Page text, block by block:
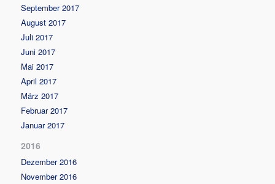
September 2017
August 2017
Juli 2017
Juni 2017
Mai 2017
April 2017
März 2017
Februar 2017
Januar 2017
2016
Dezember 2016
November 2016